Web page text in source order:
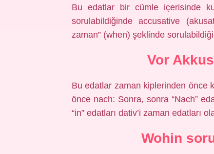
Bu edatlar bir cümle içerisinde
sorulabildiğinde accusative
zaman” (when) şeklinde
Vor
Bu edatlar zaman kiplerinden önce
önce nach: Sonra, sonra “Nach”
“in” edatları dativ’i zaman edatları
Wohin